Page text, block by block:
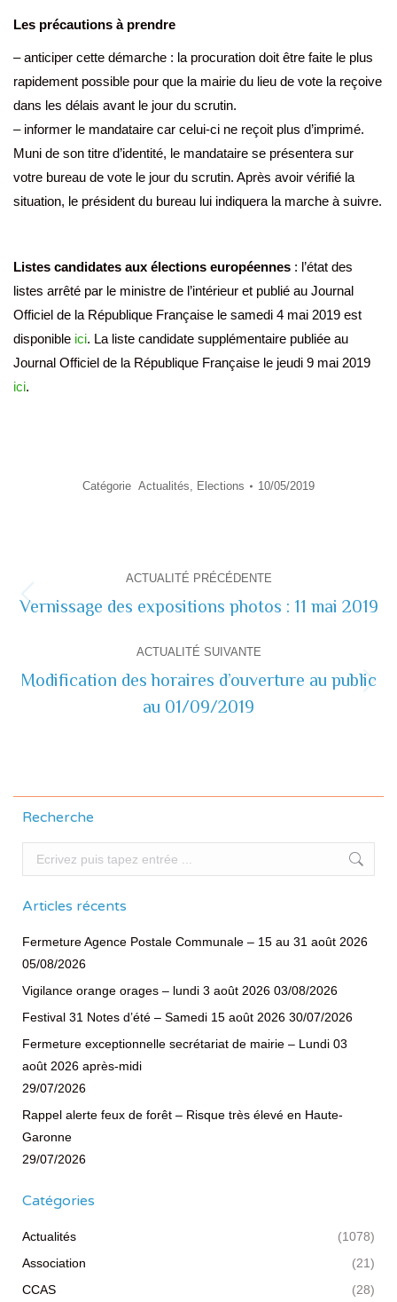
Les précautions à prendre
– anticiper cette démarche : la procuration doit être faite le plus
rapidement possible pour que la mairie du lieu de vote la reçoive
dans les délais avant le jour du scrutin.
– informer le mandataire car celui-ci ne reçoit plus d’imprimé.
Muni de son titre d’identité, le mandataire se présentera sur
votre bureau de vote le jour du scrutin. Après avoir vérifié la
situation, le président du bureau lui indiquera la marche à suivre.
Listes candidates aux élections européennes : l’état des
listes arrêté par le ministre de l’intérieur et publié au Journal
Officiel de la République Française le samedi 4 mai 2019 est
disponible ici. La liste candidate supplémentaire publiée au
Journal Officiel de la République Française le jeudi 9 mai 2019
ici.
Catégorie Actualités, Elections 10/05/2019
de
commentaire
ACTUALITÉ PRÉCÉDENTE
Actualité
Vernissage des expositions photos : 11 mai 2019
ACTUALITÉ SUIVANTE
suivante
Modification des horaires d’ouverture au public
au 01/09/2019
Recherche
Recherche
Articles récents
Fermeture Agence Postale Communale – 15 au 31 août 2026
05/08/2026
Vigilance orange orages – lundi 3 août 2026 03/08/2026
Festival 31 Notes d’été – Samedi 15 août 2026 30/07/2026
Fermeture exceptionnelle secrétariat de mairie – Lundi 03
août 2026 après-midi
29/07/2026
Rappel alerte feux de forêt – Risque très élevé en Haute-
Garonne
29/07/2026
Catégories
Actualités
(1078)
Association
(21)
CCAS
(28)